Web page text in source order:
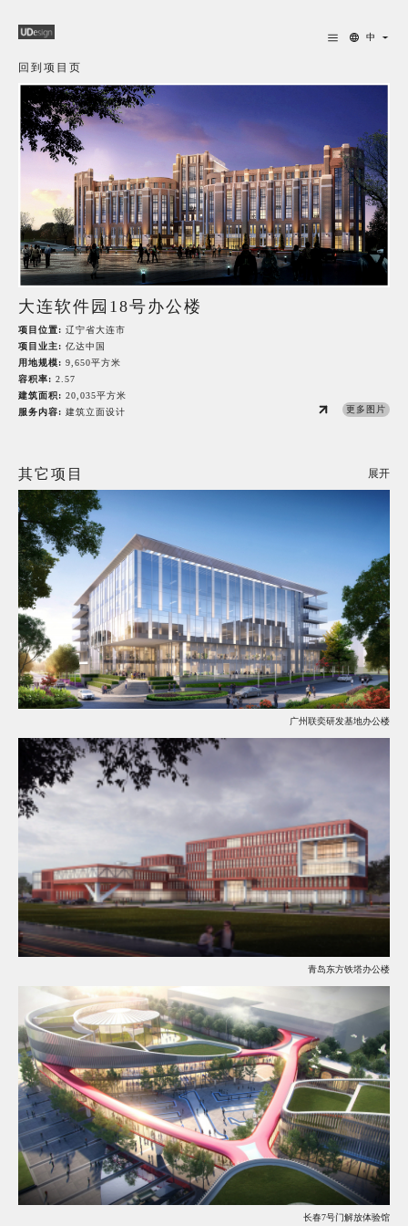
中
回到项目页
大连软件园18号办公楼
更多图片
项目位置: 辽宁省大连市
项目业主: 亿达中国
用地规模: 9,650平方米
容积率: 2.57
建筑面积: 20,035平方米
服务内容: 建筑立面设计
其它项目 展开
广州联奕研发基地办公楼
青岛东方铁塔办公楼
长春7号门解放体验馆